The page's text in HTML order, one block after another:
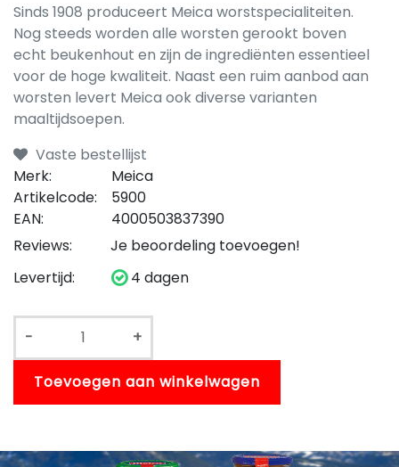
Sinds 1908 produceert Meica worstspecialiteiten.
Nog steeds worden alle worsten gerookt boven
echt beukenhout en zijn de ingrediënten essentieel
voor de hoge kwaliteit. Naast een ruim aanbod aan
worsten levert Meica ook diverse varianten
maaltijdsoepen.
Vaste bestellijst
Merk:
Meica
Artikelcode:
5900
EAN:
4000503837390
Reviews:
Je beoordeling toevoegen!
Levertijd:
4 dagen
- +
Toevoegen aan winkelwagen